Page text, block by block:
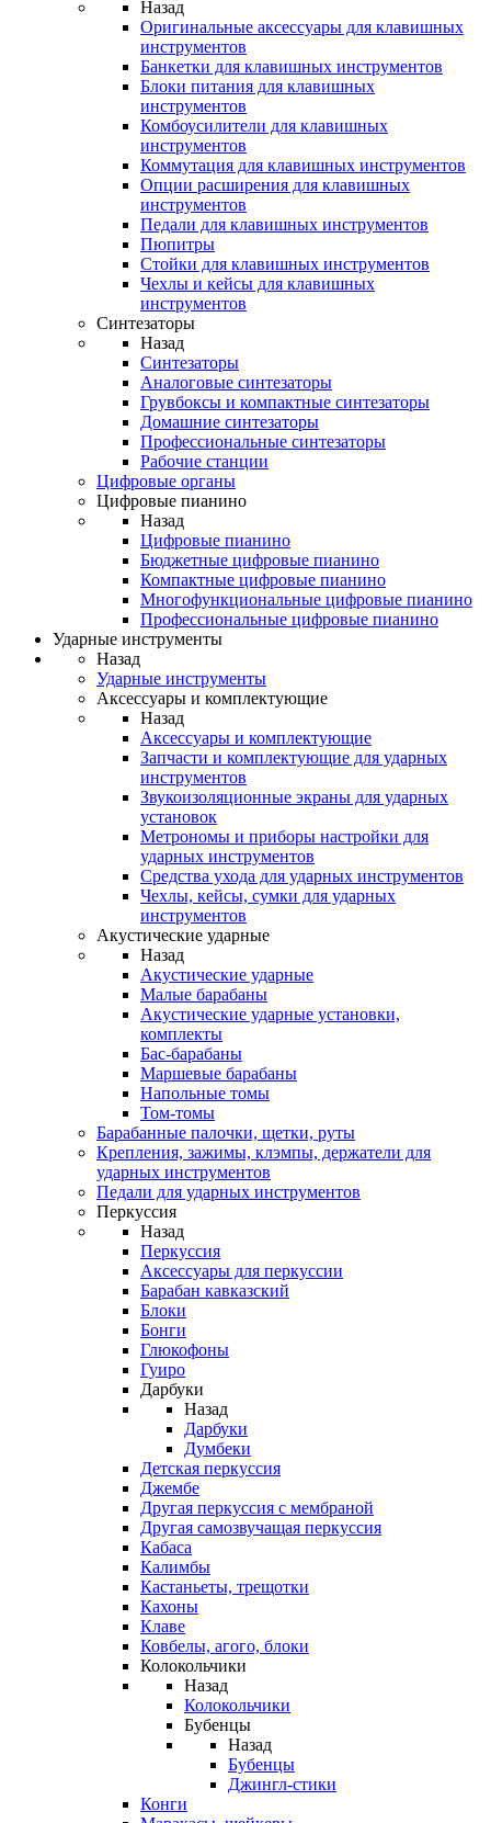
Назад
Оригинальные аксессуары для клавишных
инструментов
Банкетки для клавишных инструментов
Блоки питания для клавишных
инструментов
Комбоусилители для клавишных
инструментов
Коммутация для клавишных инструментов
Опции расширения для клавишных
инструментов
Педали для клавишных инструментов
Пюпитры
Стойки для клавишных инструментов
Чехлы и кейсы для клавишных
инструментов
Синтезаторы
Назад
Синтезаторы
Аналоговые синтезаторы
Грувбоксы и компактные синтезаторы
Домашние синтезаторы
Профессиональные синтезаторы
Рабочие станции
Цифровые органы
Цифровые пианино
Назад
Цифровые пианино
Бюджетные цифровые пианино
Компактные цифровые пианино
Многофункциональные цифровые пианино
Профессиональные цифровые пианино
Ударные инструменты
Назад
Ударные инструменты
Аксессуары и комплектующие
Назад
Аксессуары и комплектующие
Запчасти и комплектующие для ударных
инструментов
Звукоизоляционные экраны для ударных
установок
Метрономы и приборы настройки для
ударных инструментов
Средства ухода для ударных инструментов
Чехлы, кейсы, сумки для ударных
инструментов
Акустические ударные
Назад
Акустические ударные
Mалые барабаны
Акустические ударные установки,
комплекты
Бас-барабаны
Маршевые барабаны
Напольные томы
Том-томы
Барабанные палочки, щетки, руты
Крепления, зажимы, клэмпы, держатели для
ударных инструментов
Педали для ударных инструментов
Перкуссия
Назад
Перкуссия
Аксессуары для перкуссии
Барабан кавказский
Блоки
Бонги
Глюкофоны
Гуиро
Дарбуки
Назад
Дарбуки
Думбеки
Детская перкуссия
Джембе
Другая перкуссия с мембраной
Другая самозвучащая перкуссия
Кабаса
Калимбы
Кастаньеты, трещотки
Кахоны
Клаве
Ковбелы, агого, блоки
Колокольчики
Назад
Колокольчики
Бубенцы
Назад
Бубенцы
Джингл-стики
Конги